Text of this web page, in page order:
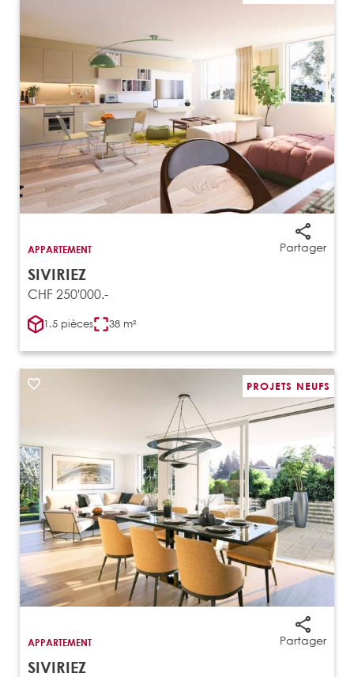
Partager
APPARTEMENT
SIVIRIEZ
CHF 250'000.-
1.5 pièces 38 m²
PROJETS NEUFS
Partager
APPARTEMENT
SIVIRIEZ